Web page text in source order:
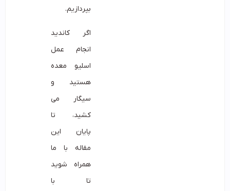
بپردازیم.
اگر کاندید
انجام عمل
اسلیو معده
هستید و
سیگار می
کشید، تا
پایان این
مقاله با ما
همراه شوید
تا با